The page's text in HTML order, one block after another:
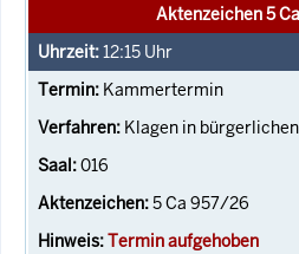
Aktenzeichen 5
12:15 Uhr
Kammertermin
Klagen in
016
5 Ca 957/26
Termin aufgehoben